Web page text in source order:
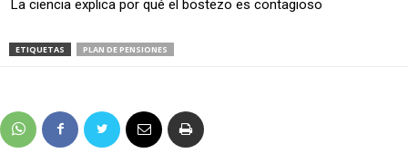
La ciencia explica por qué el bostezo es contagioso
ETIQUETAS PLAN DE PENSIONES